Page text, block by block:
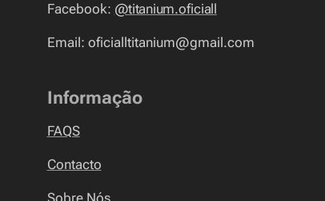
Facebook: @titanium.oficiall
Email: oficialltitanium@gmail.com
Informação
FAQS
Contacto
Sobre Nós